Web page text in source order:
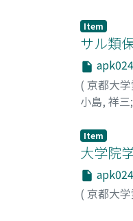
Item
サル類
( 京都大
小島, 祥三;
Item
大学院
( 京都大